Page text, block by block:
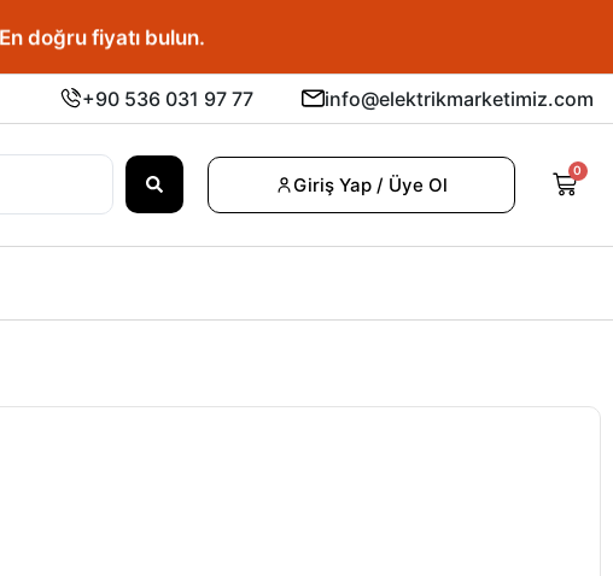
En doğru fiyatı bulun.
+90 536 031 97 77 info@elektrikmarketimiz.com
Giriş Yap / Üye Ol
0